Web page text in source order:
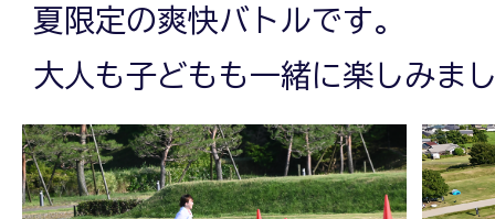
夏限定の爽快バトルです。
大人も子どもも一緒に楽しみま